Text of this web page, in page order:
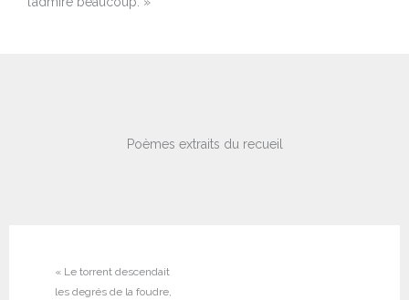
Poèmes extraits du recueil
« Le torrent descendait
les degrés de la foudre,